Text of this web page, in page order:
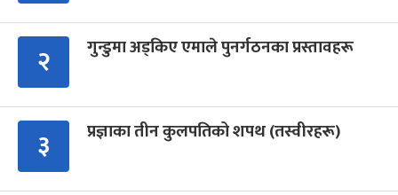
२ गुन्डुमा अड्किए एमाले पुनर्गठनका प्रस्तावहरू
३ प्रज्ञाका तीन कुलपतिको शपथ (तस्वीरहरू)